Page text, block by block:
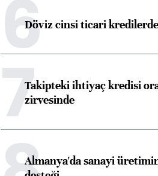
6Döviz cinsi ticari
7Takipteki ihtiyaç kredisi
zirvesinde
Almanya'da sanayi